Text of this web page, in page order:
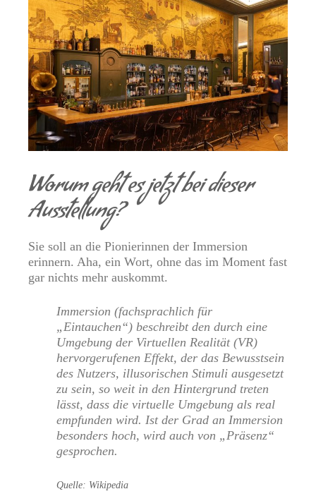
Worum geht es jetzt bei dieser
Ausstellung?
Sie soll an die Pionierinnen der Immersion
erinnern. Aha, ein Wort, ohne das im Moment fast
gar nichts mehr auskommt.
Immersion (fachsprachlich für
„Eintauchen“) beschreibt den durch eine
Umgebung der Virtuellen Realität (VR)
hervorgerufenen Effekt, der das Bewusstsein
des Nutzers, illusorischen Stimuli ausgesetzt
zu sein, so weit in den Hintergrund treten
lässt, dass die virtuelle Umgebung als real
empfunden wird. Ist der Grad an Immersion
besonders hoch, wird auch von „Präsenz“
gesprochen.
Quelle: Wikipedia